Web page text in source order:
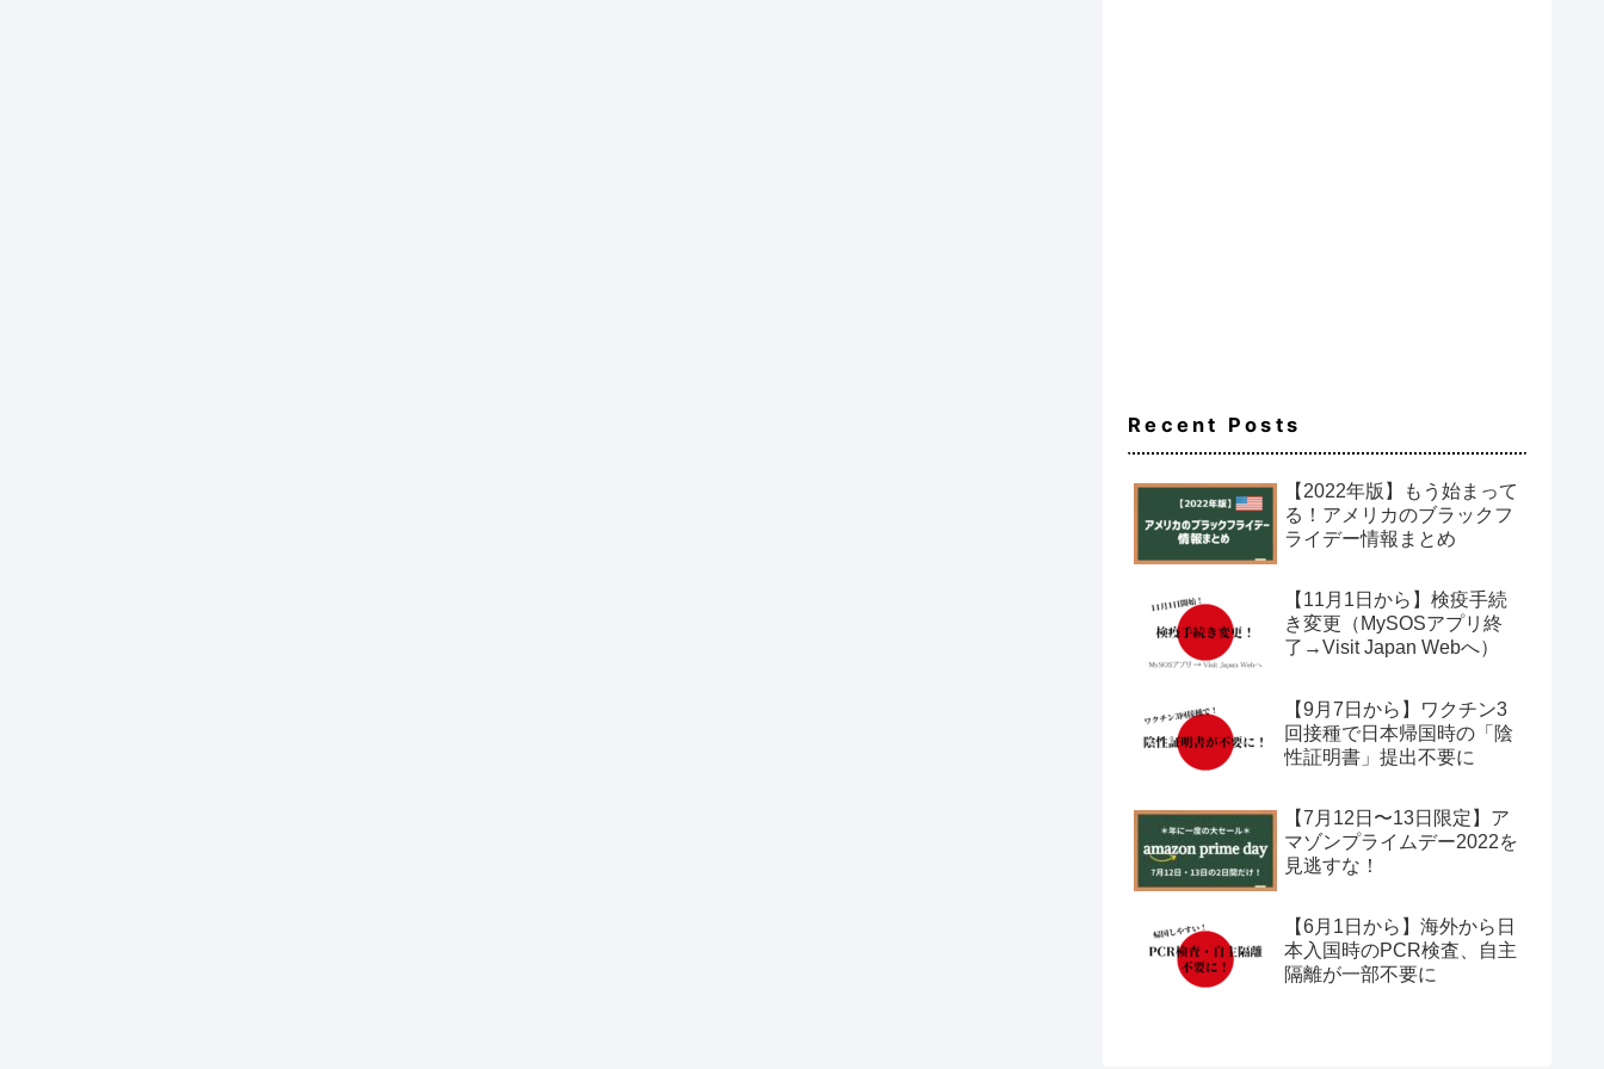
Recent Posts
【2022年版】もう始まって
る！アメリカのブラックフ
ライデー情報まとめ
【11月1日から】検疫手続
き変更（MySOSアプリ終
了→Visit Japan Webへ）
【9月7日から】ワクチン3
回接種で日本帰国時の「陰
性証明書」提出不要に
【7月12日〜13日限定】ア
マゾンプライムデー2022を
見逃すな！
【6月1日から】海外から日
本入国時のPCR検査、自主
隔離が一部不要に